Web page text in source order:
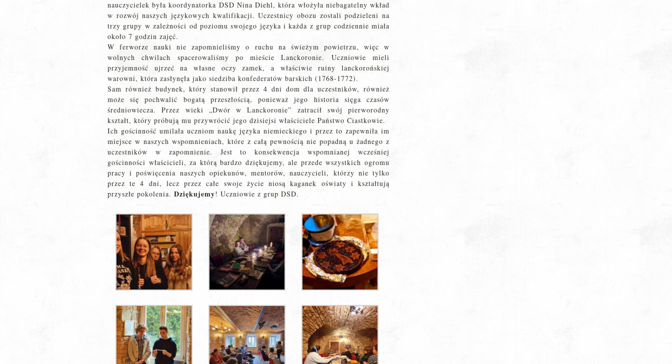
nauczycielek była koordynatorka DSD Nina Diehl, która włożyła niebagatelny wkład
w rozwój naszych językowych kwalifikacji. Uczestnicy obozu zostali podzieleni na
trzy grupy w zależności od poziomu swojego języka i każda z grup codziennie miała
około 7 godzin zajęć.
W ferworze nauki nie zapomnieliśmy o ruchu na świeżym powietrzu, więc w
wolnych chwilach spacerowaliśmy po mieście Lanckoronie. Uczniowie mieli
przyjemność ujrzeć na własne oczy zamek, a właściwie ruiny lanckorońskiej
warowni, która zasłynęła jako siedziba konfederatów barskich (1768-1772).
Sam również budynek, który stanowił przez 4 dni dom dla uczestników, również
może się pochwalić bogatą przeszłością, ponieważ jego historia sięga czasów
średniowiecza. Przez wieki „Dwór w Lanckoronie” zatracił swój pierworodny
kształt, który próbują mu przywrócić jego dzisiejsi właściciele Państwo Ciastkowie.
Ich gościnność umilała uczniom naukę języka niemieckiego i przez to zapewniła im
miejsce w naszych wspomnieniach, które z całą pewnością nie popadną u żadnego z
uczestników w zapomnienie. Jest to konsekwencja wspomnianej wcześniej
gościnności właścicieli, za którą bardzo dziękujemy, ale przede wszystkich ogromu
pracy i poświęcenia naszych opiekunów, mentorów, nauczycieli, którzy nie tylko
przez te 4 dni, lecz przez całe swoje życie niosą kaganek oświaty i kształtują
przyszłe pokolenia. Dziękujemy! Uczniowie z grup DSD.